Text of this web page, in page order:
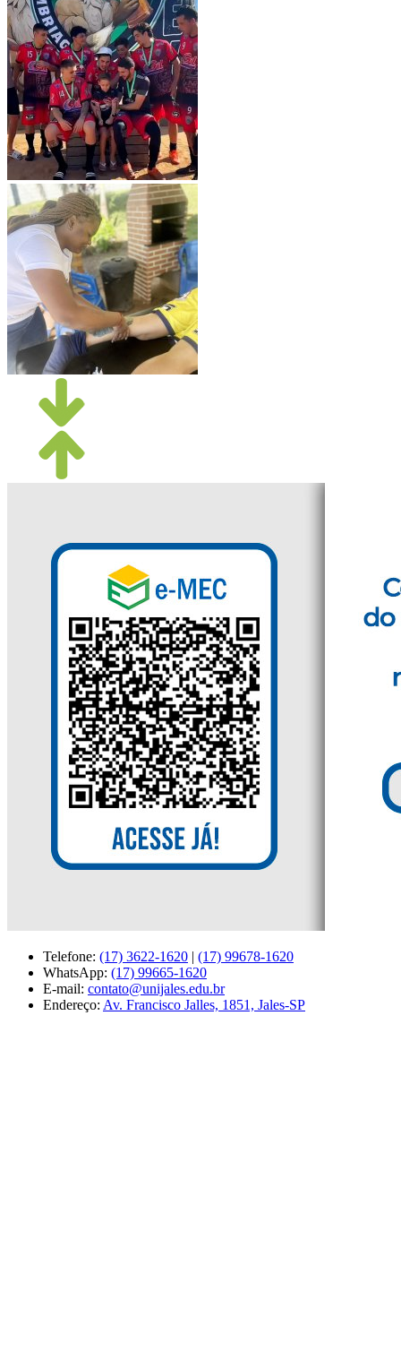
Telefone: (17) 3622-1620 | (17) 99678-1620
WhatsApp: (17) 99665-1620
E-mail: contato@unijales.edu.br
Endereço: Av. Francisco Jalles, 1851, Jales-SP